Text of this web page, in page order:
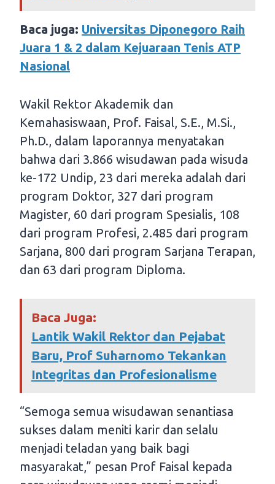
Baca juga: Universitas Diponegoro Raih
Juara 1 & 2 dalam Kejuaraan Tenis ATP
Nasional
Wakil Rektor Akademik dan
Kemahasiswaan, Prof. Faisal, S.E., M.Si.,
Ph.D., dalam laporannya menyatakan
bahwa dari 3.866 wisudawan pada wisuda
ke-172 Undip, 23 dari mereka adalah dari
program Doktor, 327 dari program
Magister, 60 dari program Spesialis, 108
dari program Profesi, 2.485 dari program
Sarjana, 800 dari program Sarjana Terapan,
dan 63 dari program Diploma.
Baca Juga:
Lantik Wakil Rektor dan Pejabat
Baru, Prof Suharnomo Tekankan
Integritas dan Profesionalisme
“Semoga semua wisudawan senantiasa
sukses dalam meniti karir dan selalu
menjadi teladan yang baik bagi
masyarakat,” pesan Prof Faisal kepada